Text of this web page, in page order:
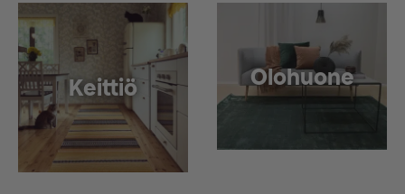
Keittiö Olohuone